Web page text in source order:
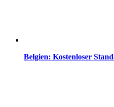
Belgien: Kostenloser